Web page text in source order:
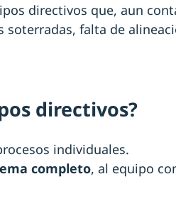
directivos que, aun
falta de
directivos?
individuales.
completo, al equipo